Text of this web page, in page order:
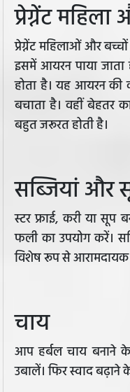
प्रेग्नेंट
प्रेग्नेंट महिलाओं और
इसमें आयरन पाया
होता है। यह आयरन की
बचाता है। वहीं बेहतर
बहुत जरूरत होती है।
सब्जियां और
स्टर फ्राई, करी या सूप
फली का उपयोग करें।
विशेष रूप से आरामदायक
चाय
आप हर्बल चाय बनाने के
उबालें। फिर स्वाद बढ़ाने